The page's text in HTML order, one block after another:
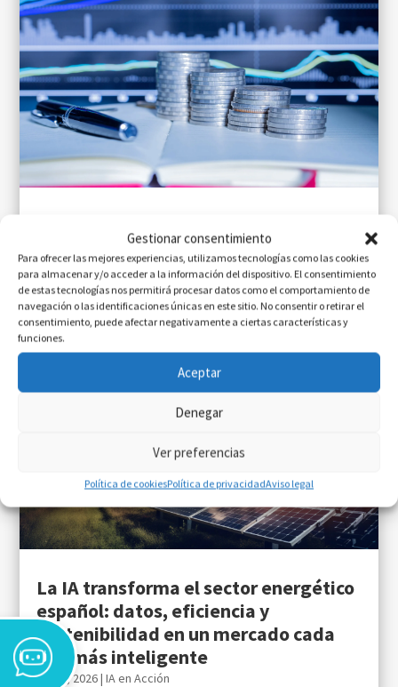
Gestionar consentimiento
Para ofrecer las mejores experiencias, utilizamos tecnologías como las cookies
para almacenar y/o acceder a la información del dispositivo. El consentimiento
de estas tecnologías nos permitirá procesar datos como el comportamiento de
navegación o las identificaciones únicas en este sitio. No consentir o retirar el
consentimiento, puede afectar negativamente a ciertas características y
funciones.
Aceptar
Denegar
Ver preferencias
Política de cookiesPolítica de privacidadAviso legal
entidades financieras?
Ago 6, 2026|IA en Acción,MarTech
La IA transforma el sector energético
español: datos, eficiencia y
sostenibilidad en un mercado cada
vez más inteligente
Jul 30, 2026|IA en Acción